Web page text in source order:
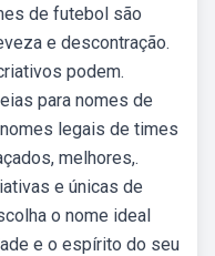
de futebol são
e descontração.
podem.
para nomes de
legais de times
melhores,.
e únicas de
o nome ideal
e o espírito do seu